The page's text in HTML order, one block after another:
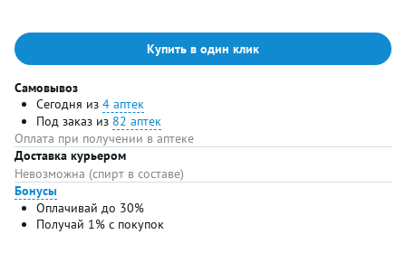
Купить в один клик
Самовывоз
Сегодня из 4 аптек
Под заказ из 82 аптек
Оплата при получении в аптеке
Доставка курьером
Невозможна (спирт в составе)
Бонусы
Оплачивай до 30%
Получай 1% с покупок